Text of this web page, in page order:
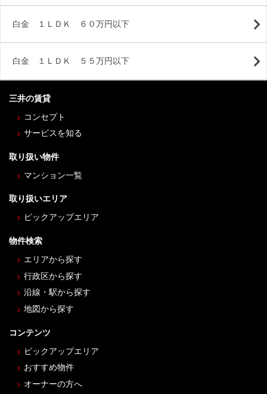
白金 １ＬＤＫ ６０万円以下
白金 １ＬＤＫ ５５万円以下
三井の賃貸
コンセプト
サービスを知る
取り扱い物件
マンション一覧
取り扱いエリア
ピックアップエリア
物件検索
エリアから探す
行政区から探す
沿線・駅から探す
地図から探す
コンテンツ
ピックアップエリア
おすすめ物件
オーナーの方へ